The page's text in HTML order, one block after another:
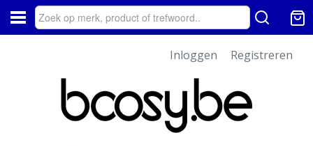
Inloggen Registreren